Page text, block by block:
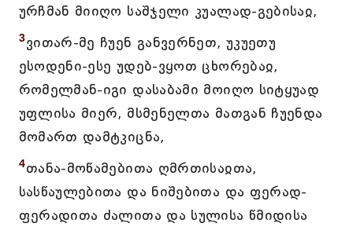
ურჩმან მიიღო საშჯელი კუალად-გებისაჲ,
3ვითარ-მე ჩუენ განვერნეთ, უკუეთუ
ესოდენი-ესე უდებ-ვყოთ ცხორებაჲ,
რომელმან-იგი დასაბამი მოიღო სიტყუად
უფლისა მიერ, მსმენელთა მათგან ჩუენდა
მომართ დამტკიცნა,
4თანა-მოწამებითა ღმრთისაჲთა,
სასწაულებითა და ნიშებითა და ფერად-
ფერადითა ძალითა და სულისა წმიდისა